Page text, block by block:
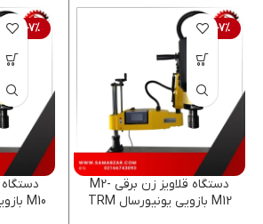
-7%
دستگاه قلاویز زن برقی M2-
M12 بازویی یونیورسال TRM
-7%